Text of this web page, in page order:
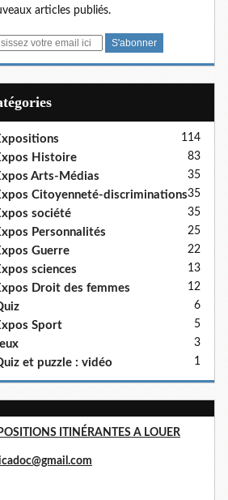
articles publiés.
114
Histoire 83
Arts-Médias 35
Citoyenneté-discriminations35
société 35
Personnalités 25
Guerre 22
sciences 13
Droit des femmes 12
6
Sport 5
3
et puzzle : vidéo 1
ITINÉRANTES A LOUER